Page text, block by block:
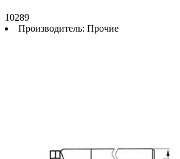
10289
Производитель: Прочие